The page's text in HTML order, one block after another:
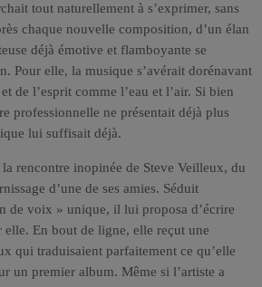
tout naturellement à s’exprimer, sans
chaque nouvelle composition, d’un élan
déjà émotive et flamboyante se
Pour elle, la musique s’avérait dorénavant
de l’esprit comme l’eau et l’air. Si bien
professionnelle ne présentait déjà plus
lui suffisait déjà.
rencontre inopinée de Steve Veilleux, du
d’une de ses amies. Séduit
de voix » unique, il lui proposa d’écrire
elle. En bout de ligne, elle reçut une
qui traduisaient parfaitement ce qu’elle
un premier album. Même si l’artiste a